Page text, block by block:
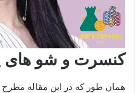
کنسرت و شو های
همان طور که در این مقاله